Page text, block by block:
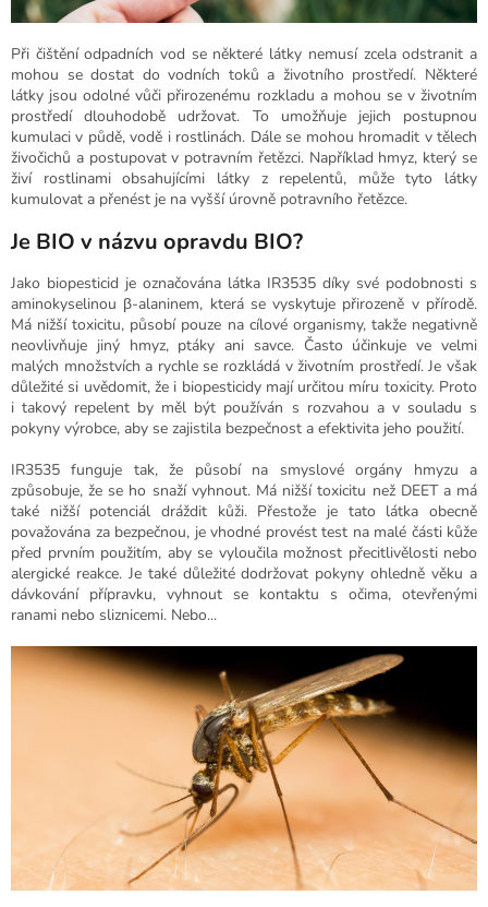
Při čištění odpadních vod se některé látky nemusí zcela odstranit a
mohou se dostat do vodních toků a životního prostředí. Některé
látky jsou odolné vůči přirozenému rozkladu a mohou se v životním
prostředí dlouhodobě udržovat. To umožňuje jejich postupnou
kumulaci v půdě, vodě i rostlinách. Dále se mohou hromadit v tělech
živočichů a postupovat v potravním řetězci. Například hmyz, který se
živí rostlinami obsahujícími látky z repelentů, může tyto látky
kumulovat a přenést je na vyšší úrovně potravního řetězce.
Je BIO v názvu opravdu BIO?
Jako biopesticid je označována látka IR3535 díky své podobnosti s
aminokyselinou β-alaninem, která se vyskytuje přirozeně v přírodě.
Má nižší toxicitu, působí pouze na cílové organismy, takže negativně
neovlivňuje jiný hmyz, ptáky ani savce. Často účinkuje ve velmi
malých množstvích a rychle se rozkládá v životním prostředí. Je však
důležité si uvědomit, že i biopesticidy mají určitou míru toxicity. Proto
i takový repelent by měl být používán s rozvahou a v souladu s
pokyny výrobce, aby se zajistila bezpečnost a efektivita jeho použití.
IR3535 funguje tak, že působí na smyslové orgány hmyzu a
způsobuje, že se ho snaží vyhnout. Má nižší toxicitu než DEET a má
také nižší potenciál dráždit kůži. Přestože je tato látka obecně
považována za bezpečnou, je vhodné provést test na malé části kůže
před prvním použitím, aby se vyloučila možnost přecitlivělosti nebo
alergické reakce. Je také důležité dodržovat pokyny ohledně věku a
dávkování přípravku, vyhnout se kontaktu s očima, otevřenými
ranami nebo sliznicemi. Nebo...